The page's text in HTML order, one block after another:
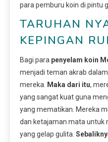
para pemburu koin di pintu
TARUHAN
KEPINGAN
Bagi para penyelam koin
menjadi teman akrab
mereka.
Maka dari itu,
yang sangat kuat guna
yang mematikan. Mereka
dan ketajaman mata untuk
yang gelap gulita.